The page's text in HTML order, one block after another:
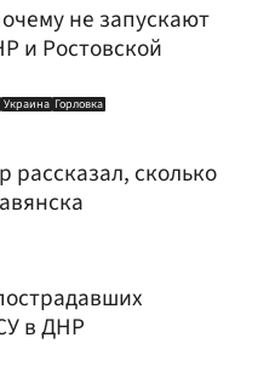
не запускают
и Ростовской
Украина Горловка
рассказал, сколько
в ДНР